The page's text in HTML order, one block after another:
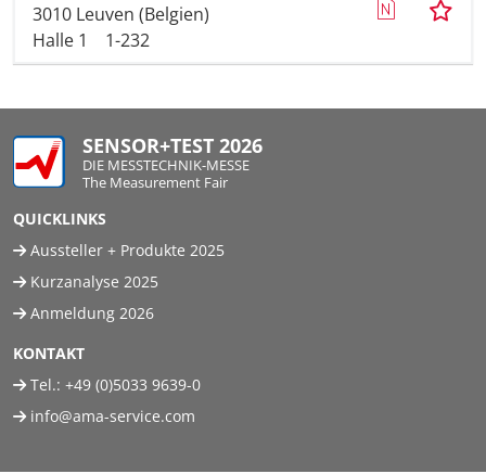
3010 Leuven (Belgien)
Halle 1
1-232
SENSOR+TEST 2026
DIE MESSTECHNIK-MESSE
The Measurement Fair
QUICKLINKS
Aussteller + Produkte 2025
Kurzanalyse 2025
Anmeldung 2026
KONTAKT
Tel.: +49 (0)5033 9639-0
info@ama-service.com